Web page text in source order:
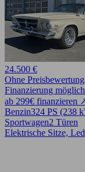
24.500 €
Ohne Preisbewertung
Finanzierung möglich
ab 299€ finanzieren
Benzin324 PS (238
Sportwagen2 Türen
Elektrische Sitze,